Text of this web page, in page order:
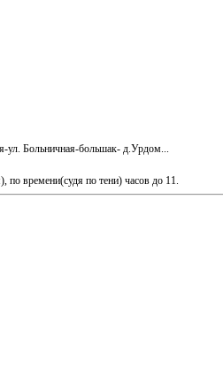
ул. Больничная-большак- д.Урдом...
по времени(судя по тени) часов до 11.